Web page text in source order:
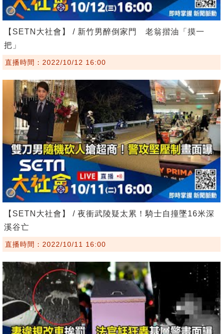
【SETN大社會】 / 新竹男醉倒家門 老翁揩油「摸一
把」
直播時間：2022/10/12 16:00
【SETN大社會】 / 夜衝武陵疑太累！騎士自撞墜16米深
溪谷亡
直播時間：2022/10/11 16:00